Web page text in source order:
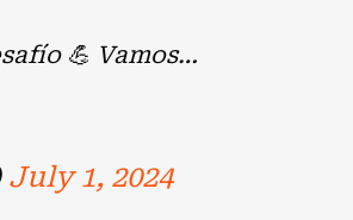
💪 Vamos…
July 1, 2024